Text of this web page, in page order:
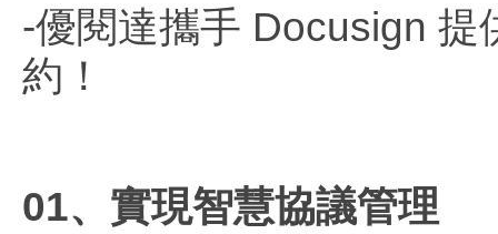
-優閱達攜手 Docusign 提
約！
01、實現智慧協議管理